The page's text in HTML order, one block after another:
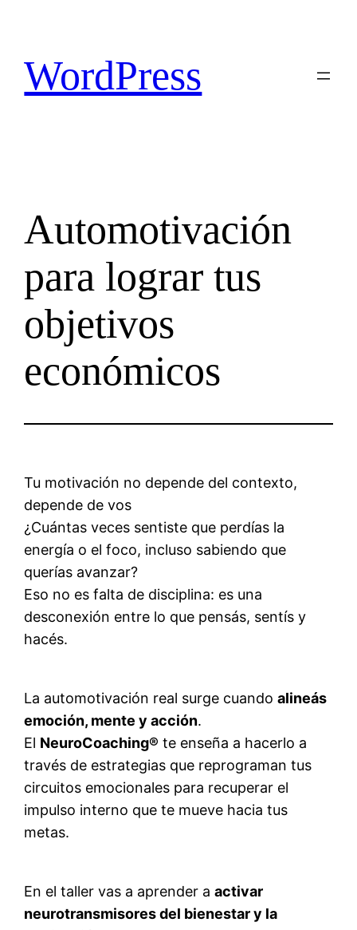
contenido
WordPress
Automotivación
para lograr tus
objetivos
económicos
Tu motivación no depende del contexto,
depende de vos
¿Cuántas veces sentiste que perdías la
energía o el foco, incluso sabiendo que
querías avanzar?
Eso no es falta de disciplina: es una
desconexión entre lo que pensás, sentís y
hacés.
La automotivación real surge cuandoalineás
emoción, mente y acción.
El NeuroCoaching® te enseña a hacerlo a
través de estrategias que reprograman tus
circuitos emocionales para recuperar el
impulso interno que te mueve hacia tus
metas.
En el taller vas a aprender aactivar
neurotransmisores del bienestar y la